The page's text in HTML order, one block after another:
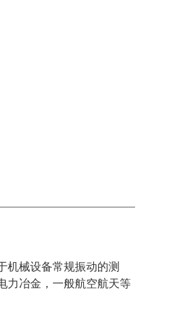
机械设备常规振动的测
力冶金，一般航空航天等